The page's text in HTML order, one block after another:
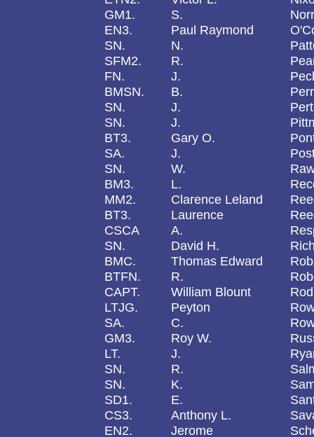
GM1.
S.
EN3.
Paul Raymond
SN.
N.
SFM2.
R.
FN.
J.
BMSN.
B.
SN.
J.
SN.
J.
BT3.
Gary O.
SA.
J.
SN.
W.
BM3.
L.
MM2.
Clarence Leland
BT3.
Laurence
CSCA
A.
SN.
David H.
BMC.
Thomas Edward
BTFN.
R.
CAPT.
William Blount
LTJG.
Peyton
SA.
C.
GM3.
Roy W.
LT.
J.
SN.
R.
SN.
K.
SD1.
E.
CS3.
Anthony L.
EN2.
Jerome